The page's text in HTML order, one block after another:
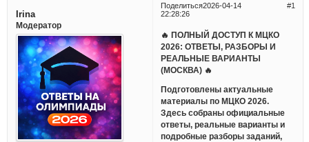
Поделиться 1
2026-04-14
22:28:26
Irina
Модератор
🔥 ПОЛНЫЙ ДОСТУП К МЦКО
2026: ОТВЕТЫ, РАЗБОРЫ И
РЕАЛЬНЫЕ ВАРИАНТЫ
(МОСКВА) 🔥
Подготовлены актуальные
материалы по МЦКО 2026.
Здесь собраны официальные
ответы, реальные варианты и
подробные разборы заданий,